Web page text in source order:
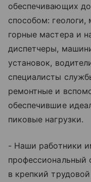
обеспечивающих
способом:
горные мастера и
диспетчеры,
установок,
специалисты
ремонтные и
обеспечившие
пиковые нагрузки.
- Наши работники
профессиональный
в крепкий